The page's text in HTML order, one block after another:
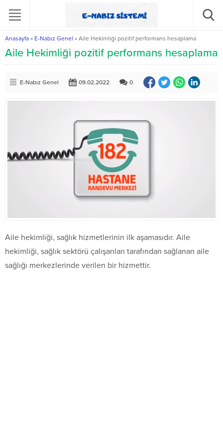
Anasayfa » E-Nabız Genel » Aile Hekimliği pozitif performans hesaplama
Aile Hekimliği pozitif performans hesaplama
E-Nabız Genel 09.02.2022 0
Aile hekimliği, sağlık hizmetlerinin ilk aşamasıdır. Aile
hekimliği, sağlık sektörü çalışanları tarafından sağlanan aile
sağlığı merkezlerinde verilen bir hizmettir.